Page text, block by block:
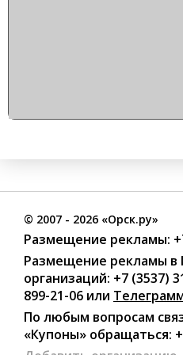
© 2007 - 2026 «Орск.ру»
Размещение рекламы:
Размещение рекламы в
организаций: +7 (3537)
899-21-06 или
По любым вопросам
«Купоны» обращаться: